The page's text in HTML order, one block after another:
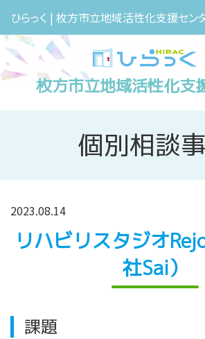
ひらっく | 枚方市立地域活性化支援セン
枚方市立地域活性化支
個別相談
2023.08.14
リハビリスタジオ
社Sai）
課題